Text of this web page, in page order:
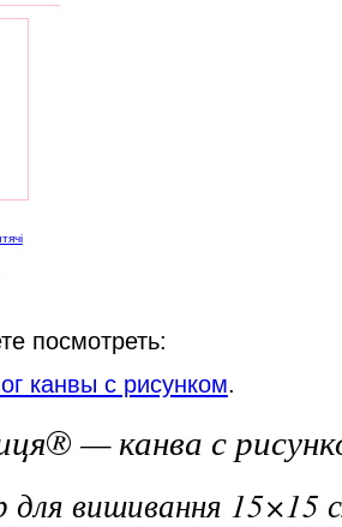
посмотреть:
канвы с рисунком.
— канва с
для вишивання